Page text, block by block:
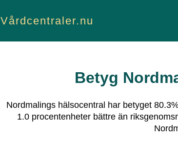
Vårdcentraler.nu
Betyg
Nordmalings hälsocentral har betyget 80.3
1.0procentenheter bättre än